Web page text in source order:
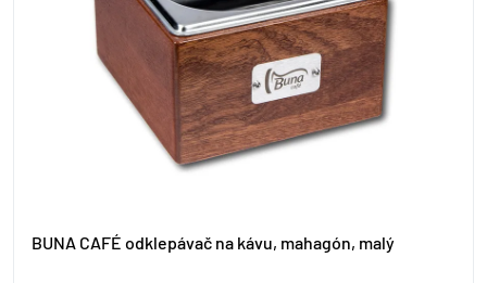
BUNA CAFÉ odklepávač na kávu, mahagón, malý